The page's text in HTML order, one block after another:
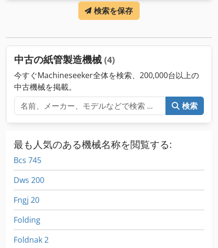
検索を保存
中古の紙管製造機械 (4)
今すぐMachineseeker全体を検索、200,000台以上の
中古機械を掲載。
検索
最も人気のある機械名称を閲覧する:
Bcs 745
Dws 200
Fngj 20
Folding
Foldnak 2